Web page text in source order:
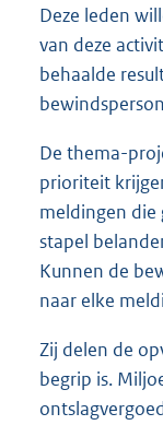
Deze leden
van deze
behaalde
De thema-
prioriteit
meldingen
stapel
Kunnen de
naar elke
Zij delen de
begrip is.